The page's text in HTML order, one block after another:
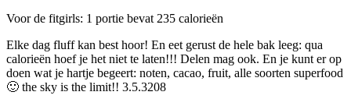
Voor de fitgirls: 1 portie bevat 235 calorieën
Elke dag fluff kan best hoor! En eet gerust de hele bak leeg: qua
calorieën hoef je het niet te laten!!! Delen mag ook. En je kunt er op
doen wat je hartje begeert: noten, cacao, fruit, alle soorten superfood
🙂 the sky is the limit!! 3.5.3208